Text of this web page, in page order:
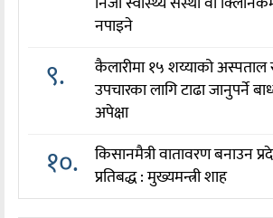
नपाइने
९.
कैलारीमा १५ शय्याको अस्पताल
उपचारका लागि टाढा जानुपर्ने
अपेक्षा
१०.
किसानमैत्री वातावरण बनाउन
प्रतिबद्ध : मुख्यमन्त्री शाह